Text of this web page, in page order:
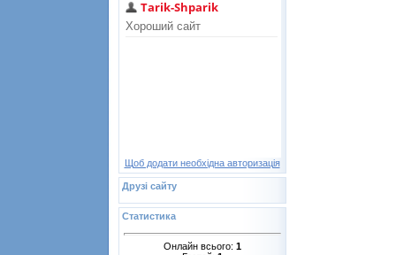
Щоб додати необхідна авторизація
Друзі сайту
Статистика
Онлайн всього: 1